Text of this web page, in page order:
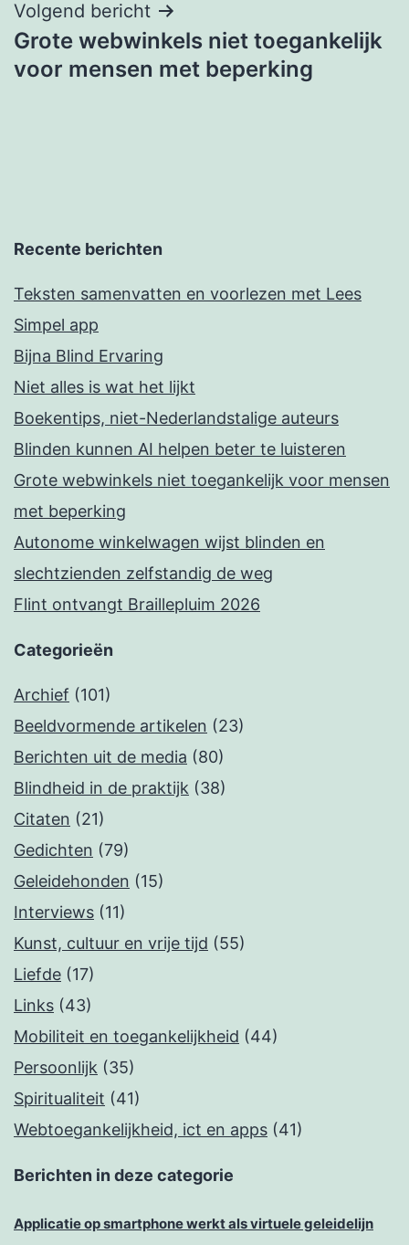
Volgend bericht
Grote webwinkels niet toegankelijk
voor mensen met beperking
Recente berichten
Teksten samenvatten en voorlezen met Lees
Simpel app
Bijna Blind Ervaring
Niet alles is wat het lijkt
Boekentips, niet-Nederlandstalige auteurs
Blinden kunnen AI helpen beter te luisteren
Grote webwinkels niet toegankelijk voor mensen
met beperking
Autonome winkelwagen wijst blinden en
slechtzienden zelfstandig de weg
Flint ontvangt Braillepluim 2026
Categorieën
Archief (101)
Beeldvormende artikelen (23)
Berichten uit de media (80)
Blindheid in de praktijk (38)
Citaten (21)
Gedichten (79)
Geleidehonden (15)
Interviews (11)
Kunst, cultuur en vrije tijd (55)
Liefde (17)
Links (43)
Mobiliteit en toegankelijkheid (44)
Persoonlijk (35)
Spiritualiteit (41)
Webtoegankelijkheid, ict en apps (41)
Berichten in deze categorie
Applicatie op smartphone werkt als virtuele geleidelijn